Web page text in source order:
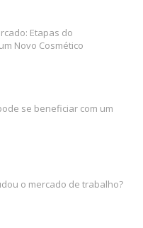
Etapas do
Novo Cosmético
se beneficiar com um
o mercado de trabalho?